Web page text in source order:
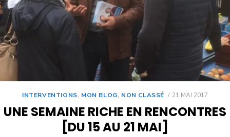
INTERVENTIONS, MON BLOG, NON CLASSÉ 21 MAI 2017
UNE SEMAINE RICHE EN RENCONTRES
[DU 15 AU 21 MAI]